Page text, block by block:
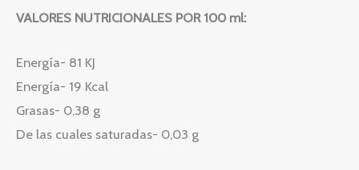
VALORES NUTRICIONALES POR 100 ml:
Energía- 81 KJ
Energía- 19 Kcal
Grasas- 0,38 g
De las cuales saturadas- 0,03 g